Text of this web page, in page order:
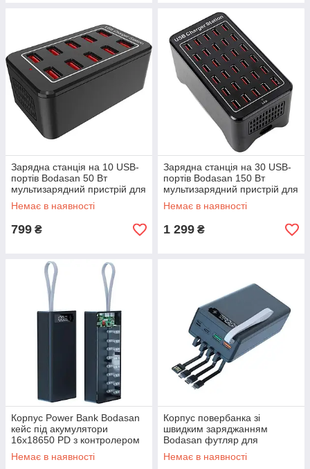
Зарядна станція на 10 USB-
портів Bodasan 50 Вт
мультизарядний пристрій для
смартфонів і планшетів
(W222)
Немає в наявності
799 ₴
Зарядна станція на 30 USB-
портів Bodasan 150 Вт
мультизарядний пристрій для
смартфонів і планшетів
(W223)
Немає в наявності
1 299 ₴
Корпус Power Bank Bodasan
кейс під акумулятори
16х18650 PD з контролером
Чорний (WC16)
Немає в наявності
Корпус повербанка зі
швидким заряджанням
Bodasan футляр для
акумуляторів 12х18650 з 4
кабелями PD Чорний (C12D)
Немає в наявності